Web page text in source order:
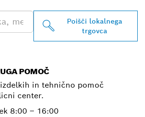
Poišči lokalnega
trgovca
POMOČ
in tehnično pomoč
center.
8:00 – 16:00